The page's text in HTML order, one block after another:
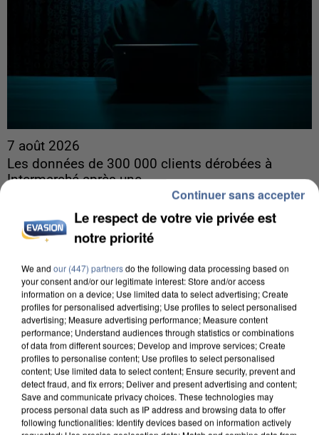
7 août 2026
Les données de 300 000 clients dérobées à
Intermarché après une...
Les données bancaires ne seraient pas
concernées.Le respect de votre vie privée est
notre priorité
We and our (447) partnersdo the following data processing based on
your consent and/or our legitimate interest: Store and/or access
information on a device; Use limited data to select advertising; Create
profiles for personalised advertising; Use profiles to select personalised
advertising; Measure advertising performance; Measure content
performance; Understand audiences through statistics or combinations
of data from different sources; Develop and improve services; Create
profiles to personalise content; Use profiles to select personalised
content; Use limited data to select content; Ensure security, prevent and
detect fraud, and fix errors; Deliver and present advertising and content;
Save and communicate privacy choices. These technologies may
process personal data such as IP address and browsing data to offer
following functionalities: Identify devices based on information actively
Continuer sans accepter